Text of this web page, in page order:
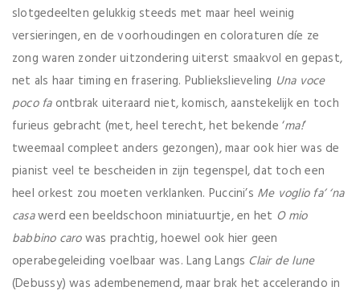
slotgedeelten gelukkig steeds met maar heel weinig
versieringen, en de voorhoudingen en coloraturen díe ze
zong waren zonder uitzondering uiterst smaakvol en gepast,
net als haar timing en frasering. Publiekslieveling Una voce
poco faontbrak uiteraard niet, komisch, aanstekelijk en toch
furieus gebracht (met, heel terecht, het bekende ‘ma!’
tweemaal compleet anders gezongen), maar ook hier was de
pianist veel te bescheiden in zijn tegenspel, dat toch een
heel orkest zou moeten verklanken. Puccini’s Me voglio fa’ ‘na
casawerd een beeldschoon miniatuurtje, en het O mio
babbino carowas prachtig, hoewel ook hier geen
operabegeleiding voelbaar was. Lang Langs Clair de lune
(Debussy) was adembenemend, maar brak het accelerando in